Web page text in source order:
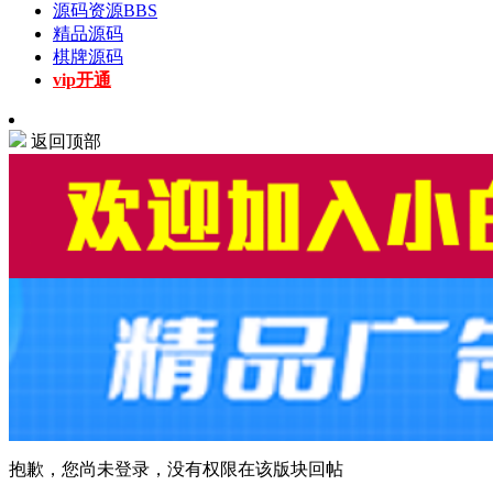
源码资源BBS
精品源码
棋牌源码
vip开通
返回顶部
抱歉，您尚未登录，没有权限在该版块回帖